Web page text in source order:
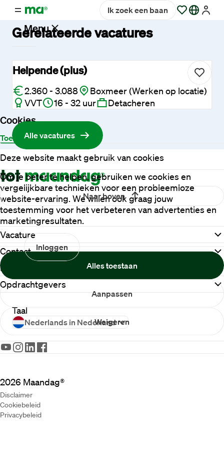
Menu
Vacatures
Werken
bij
Maandag®
Opdrachtgevers
Hulp
en
service
Inloggen
Ik zoek een baan
Cookies
ToestemmingDetailsOver
Deze website maakt gebruik van cookies
Om je beter te helpen, gebruiken we cookies en
vergelijkbare technieken voor een probleemloze
website-ervaring. We willen ook graag jouw
toestemming voor het verbeteren van advertenties en
marketingresultaten.
Weigeren
Aanpassen
Alles toestaan
Gerelateerde vacatures
Helpende (plus)
2.360 - 3.088
Boxmeer (Werken op locatie)
VVT
16 - 32 uur Detacheren
Alle vacatures
Naar boven
Vacature
Contact
Meer Maandag®
Opdrachtgevers
Taal
Nederlands in Nederland
2026 Maandag®
Disclaimer
Cookiebeleid
Privacybeleid